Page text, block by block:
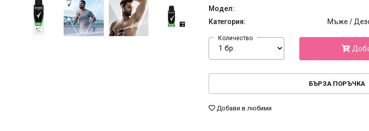
Модел:
Категория:
Мъже /
Количество
БЪРЗА ПОРЪЧКА
Добави в любими